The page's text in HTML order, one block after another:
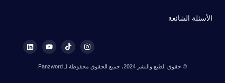
الأسئلة الشائعة
© حقوق الطبع والنشر 2024، جميع الحقوق محفوظة لـ Fanzword